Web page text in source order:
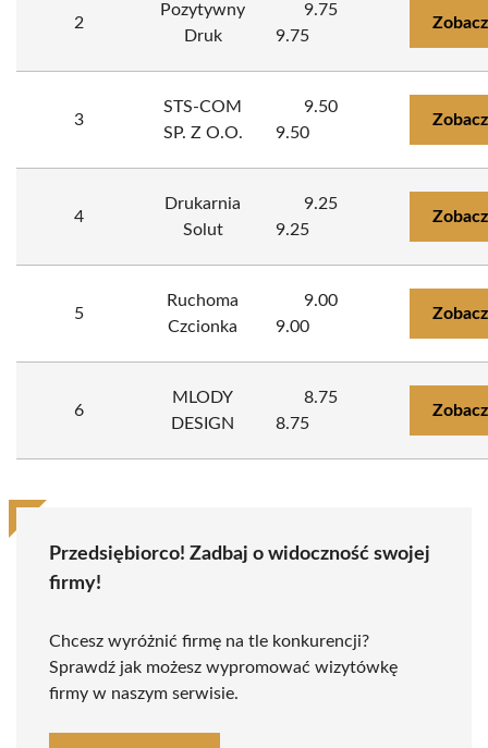
2
Pozytywny
Druk
9.75
9.75
3
STS-COM
SP. Z O.O.
9.50
9.50
4
Drukarnia
Solut
9.25
9.25
5
Ruchoma
Czcionka
9.00
9.00
6
MLODY
DESIGN
8.75
8.75
Przedsiębiorco! Zadbaj o widoczność swojej
firmy!
Chcesz wyróżnić firmę na tle konkurencji?
Sprawdź jak możesz wypromować wizytówkę
firmy w naszym serwisie.